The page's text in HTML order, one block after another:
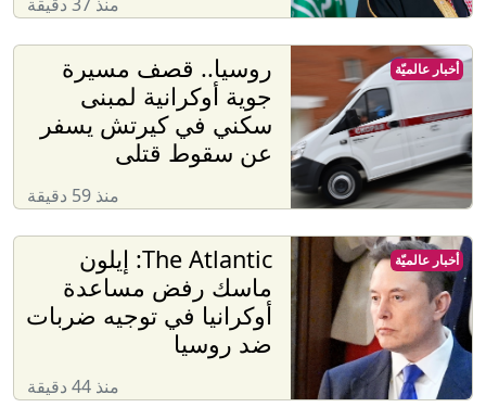
روسيا.. قصف مسيرة
جوية أوكرانية لمبنى
سكني في كيرتش يسفر
عن سقوط قتلى
منذ 59 دقيقة
أخبار عالميّة
The Atlantic: إيلون
ماسك رفض مساعدة
أوكرانيا في توجيه ضربات
ضد روسيا
منذ 44 دقيقة
أخبار عالميّة